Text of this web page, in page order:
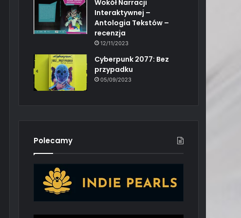
Wokół Narracji
Interaktywnej –
Antologia Tekstów –
recenzja
12/11/2023
Cyberpunk 2077: Bez
przypadku
05/09/2023
Polecamy